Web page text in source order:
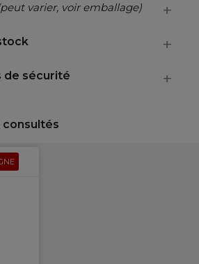
varier, voir emballage)
de sécurité